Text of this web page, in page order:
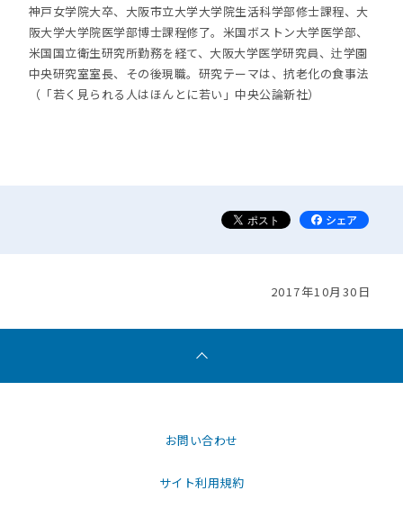
神戸女学院大卒、大阪市立大学大学院生活科学部修士課程、大
阪大学大学院医学部博士課程修了。米国ボストン大学医学部、
米国国立衛生研究所勤務を経て、大阪大学医学研究員、辻学園
中央研究室室長、その後現職。研究テーマは、抗老化の食事法
（「若く見られる人はほんとに若い」中央公論新社）
2017年10月30日
お問い合わせ
サイト利用規約